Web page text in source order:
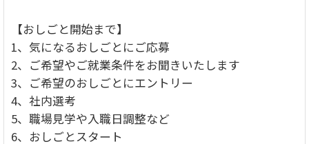
【おしごと開始まで】
1、気になるおしごとにご応募
2、ご希望やご就業条件をお聞きいたします
3、ご希望のおしごとにエントリー
4、社内選考
5、職場見学や入職日調整など
6、おしごとスタート